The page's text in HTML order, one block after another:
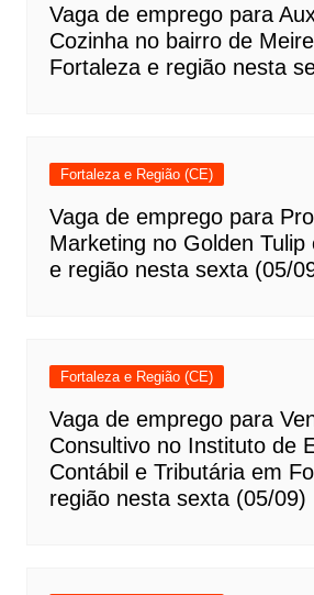
Vaga de emprego para
Cozinha no bairro de
Fortaleza e região nesta
Fortaleza e Região (CE)
Vaga de emprego para
Marketing no Golden Tulip
e região nesta sexta (05/
Fortaleza e Região (CE)
Vaga de emprego para
Consultivo no Instituto de
Contábil e Tributária em
região nesta sexta (05/09)